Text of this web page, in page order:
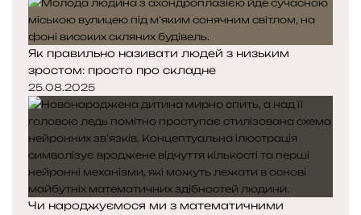
Як правильно називати людей з низьким
зростом: просто про складне
25.08.2025
Чи народжуємося ми з математичними